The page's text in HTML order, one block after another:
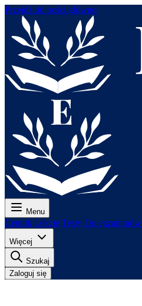
Przejdź do treści głównej
Menu
Cennik Lekcje Testy Do egzaminów
Więcej
Szukaj
Zaloguj się